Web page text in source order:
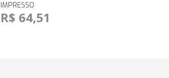
IMPRESSO
R$ 64,51